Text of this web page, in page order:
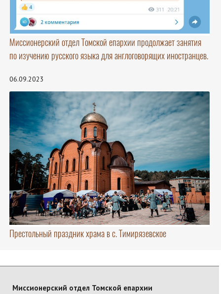
Миссионерский отдел Томской епархии продолжает занятия
по изучению русского языка для англоговорящих иностранцев.
06.09.2023
Престольный праздник храма в с. Тимирязевское
Миссионерский отдел Томской епархии